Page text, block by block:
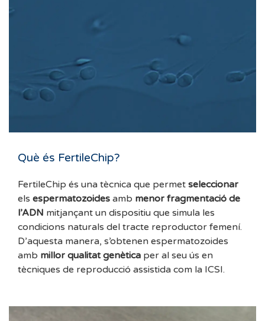
Què és FertileChip?
FertileChip és una tècnica que permet seleccionar
els espermatozoides amb menor fragmentació de
l’ADN mitjançant un dispositiu que simula les
condicions naturals del tracte reproductor femení.
D’aquesta manera, s’obtenen espermatozoides
amb millor qualitat genètica per al seu ús en
tècniques de reproducció assistida com la ICSI.